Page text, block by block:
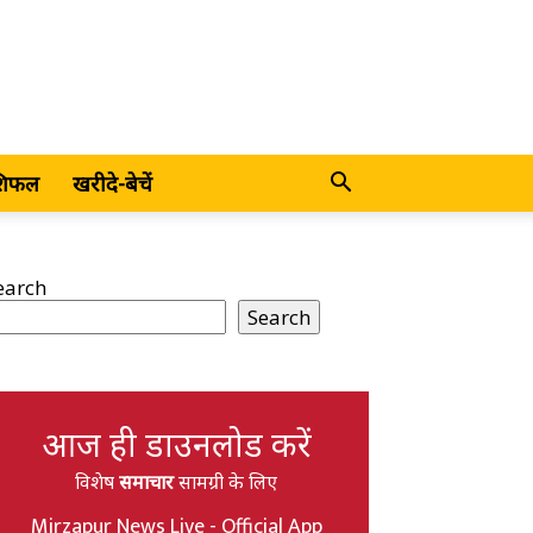
खरीदे-बेचें
Search
आज ही डाउनलोड करें
विशेषसमाचारसामग्री के लिए